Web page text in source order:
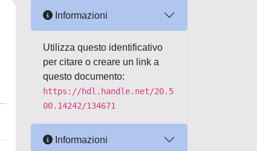
Informazioni
Utilizza questo identificativo
per citare o creare un link a
questo documento:
https://hdl.handle.net/20.5
00.14242/134671
Informazioni